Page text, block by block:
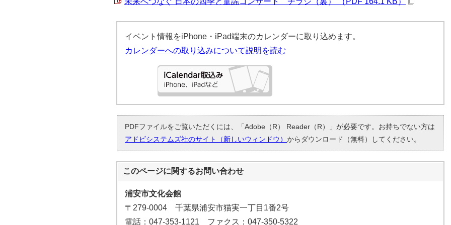
イベント情報をiPhone・iPad端末のカレンダーに取り込めます。
カレンダーへの取り込みについて説明を読む
PDFファイルをご覧いただくには、「Adobe（R） Reader（R）」が必要です。お持ちでない方は
アドビシステムズ社のサイト（新しいウィンドウ） からダウンロード（無料）してください。
このページに関するお問い合わせ
浦安市文化会館
〒279-0004 千葉県浦安市猫実一丁目1番2号
電話：047-353-1121 ファクス：047-350-5322